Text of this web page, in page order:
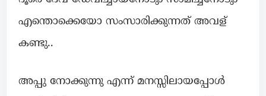
എന്തൊക്കെയോ സംസാരിക്കുന്നത് അവള്
കണ്ടു..
അപ്പു നോക്കുന്നു എന്ന് മനസ്സിലായപ്പോള്‍